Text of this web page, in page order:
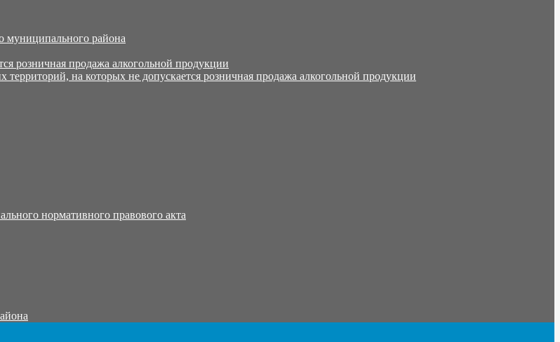
района
розничная продажа алкогольной продукции
на которых не допускается розничная продажа алкогольной продукции
нормативного правового акта